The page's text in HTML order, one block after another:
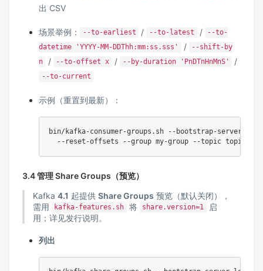
出 CSV
场景举例： --to-earliest / --to-latest /
--to-
datetime 'YYYY-MM-DDThh:mm:ss.sss'
/
--shift-by
n
/ --to-offset x / --by-duration 'PnDTnHnMnS' /
--to-current
示例（重置到最新）：
bin/kafka-consumer-groups.sh --bootstrap-server
3.4 管理 Share Groups（预览）
Kafka 4.1 起提供 Share Groups 预览（默认关闭），
需用
kafka-features.sh 将 share.version=1
启
用；详见发行说明。
列出